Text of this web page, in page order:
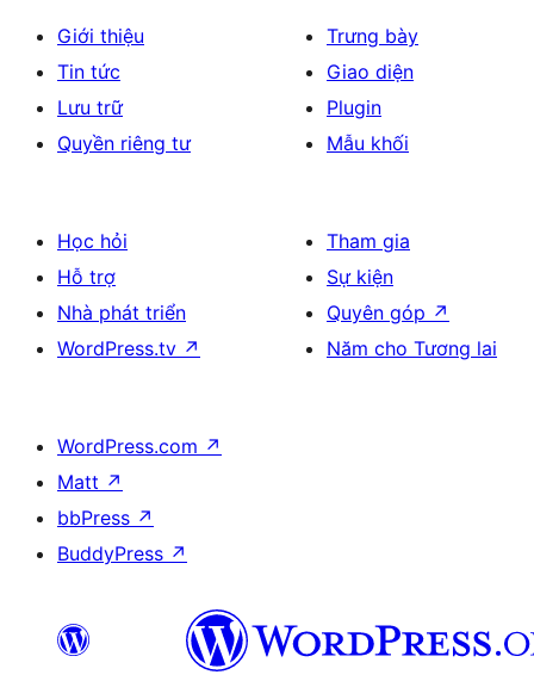
Giới thiệu
Tin tức
Lưu trữ
Quyền riêng tư
Trưng bày
Giao diện
Plugin
Mẫu khối
Học hỏi
Hỗ trợ
Nhà phát triển
WordPress.tv ↗
Tham gia
Sự kiện
Quyên góp ↗
Năm cho Tương lai
WordPress.com ↗
Matt ↗
bbPress ↗
BuddyPress ↗